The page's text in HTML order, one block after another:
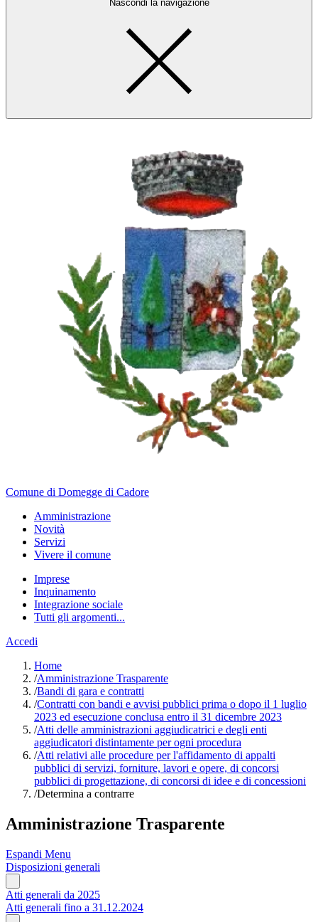
Nascondi la navigazione
Comune di Domegge di Cadore
Amministrazione
Novità
Servizi
Vivere il comune
Imprese
Inquinamento
Integrazione sociale
Tutti gli argomenti...
Accedi
Home
/Amministrazione Trasparente
/Bandi di gara e contratti
/Contratti con bandi e avvisi pubblici prima o dopo il 1 luglio
2023 ed esecuzione conclusa entro il 31 dicembre 2023
/Atti delle amministrazioni aggiudicatrici e degli enti
aggiudicatori distintamente per ogni procedura
/Atti relativi alle procedure per l'affidamento di appalti
pubblici di servizi, forniture, lavori e opere, di concorsi
pubblici di progettazione, di concorsi di idee e di concessioni
/Determina a contrarre
Amministrazione Trasparente
Espandi Menu
Disposizioni generali
Atti generali da 2025
Atti generali fino a 31.12.2024